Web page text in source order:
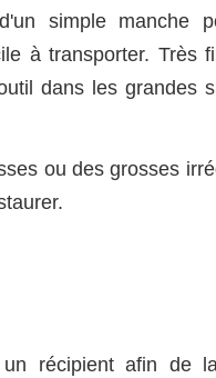
simple manche
à transporter. Très
dans les grandes
ou des grosses
récipient afin de